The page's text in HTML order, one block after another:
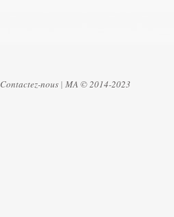
Contactez-nous | MA © 2014-2023